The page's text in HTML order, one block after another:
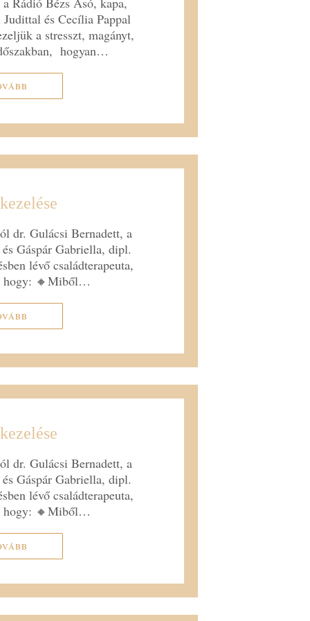
és Cecília Pappal
a stresszt, magányt,
hogyan…
dr. Gulácsi Bernadett, a
Gáspár Gabriella, dipl.
lévő családterapeuta,
hogy: 🔸Miből…
dr. Gulácsi Bernadett, a
Gáspár Gabriella, dipl.
lévő családterapeuta,
hogy: 🔸Miből…